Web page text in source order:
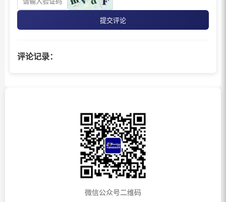
提交评论
评论记录：
微信公众号二维码